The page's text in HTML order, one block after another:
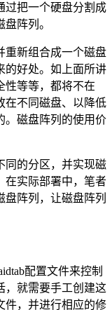
过把一个硬盘分割成
阵列。
重新组合成一个磁盘
的好处。如上面所讲
性等等，都将不在
在不同磁盘、以降低
。磁盘阵列的使用价
同的分区，并实现磁
在实际部署中，笔者
阵列，让磁盘阵列
配置文件来控制
，就需要手工创建这
件，并进行相应的修